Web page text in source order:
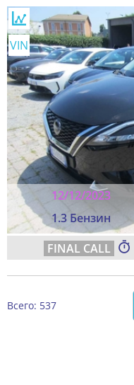
12/12/2023
1.3 Бензин
VIN
Всего: 537